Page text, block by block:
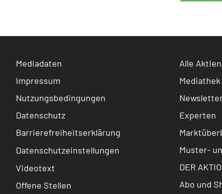
Mediadaten
Impressum
Nutzungsbedingungen
Datenschutz
Barrierefreiheitserklärung
Datenschutzeinstellungen
Videotext
Offene Stellen
Alle Aktien
Mediathek
Experten
Muster-
DER
Abo und